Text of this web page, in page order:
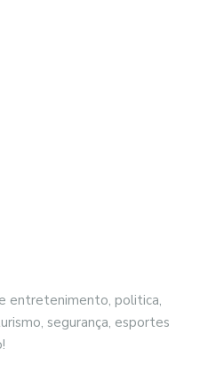
entretenimento, politica,
segurança, esportes